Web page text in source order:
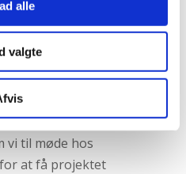
alle
valgte
jeg den første
var tegning og
på projektet.
jeg kontaktet, der lå
pris på projektet.
vi til møde hos
at få projektet